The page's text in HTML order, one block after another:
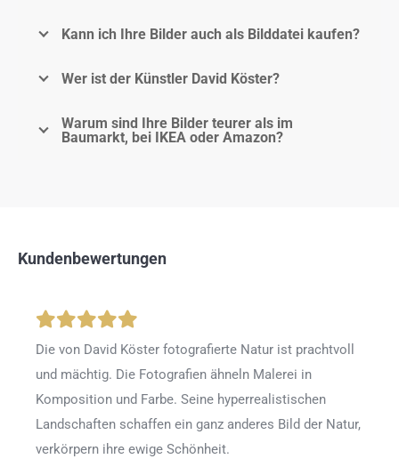
Kann ich Ihre Bilder auch als Bilddatei kaufen?
Wer ist der Künstler David Köster?
Warum sind Ihre Bilder teurer als im
Baumarkt, bei IKEA oder Amazon?
Kundenbewertungen
Die von David Köster fotografierte Natur ist prachtvoll
und mächtig. Die Fotografien ähneln Malerei in
Komposition und Farbe. Seine hyperrealistischen
Landschaften schaffen ein ganz anderes Bild der Natur,
verkörpern ihre ewige Schönheit.